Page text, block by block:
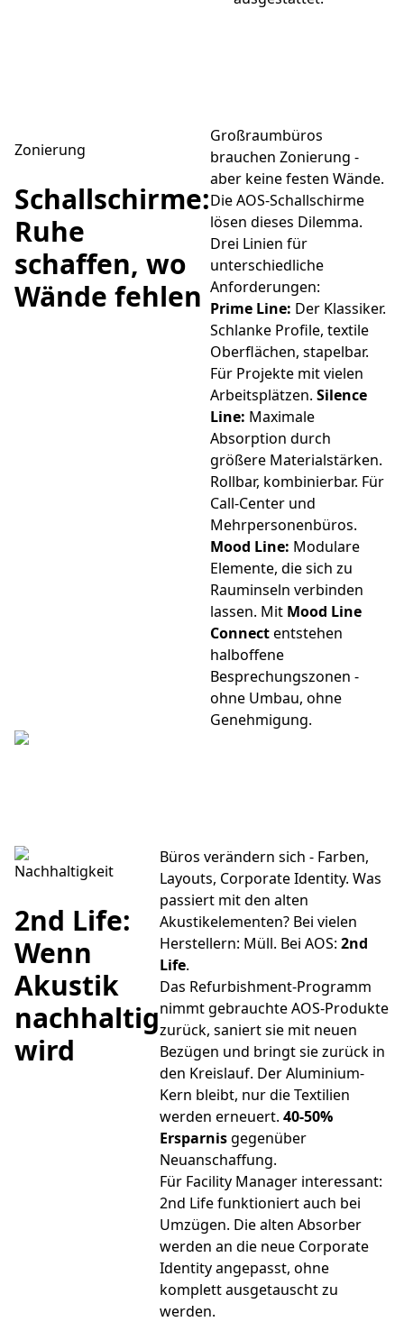
Zonierung
Schallschirme:
Ruhe
schaffen, wo
Wände fehlen
Großraumbüros
brauchen Zonierung -
aber keine festen Wände.
Die AOS-Schallschirme
lösen dieses Dilemma.
Drei Linien für
unterschiedliche
Anforderungen:
Prime Line: Der Klassiker.
Schlanke Profile, textile
Oberflächen, stapelbar.
Für Projekte mit vielen
Arbeitsplätzen. Silence
Line: Maximale
Absorption durch
größere Materialstärken.
Rollbar, kombinierbar. Für
Call-Center und
Mehrpersonenbüros.
Mood Line: Modulare
Elemente, die sich zu
Rauminseln verbinden
lassen. Mit Mood Line
Connectentstehen
halboffene
Besprechungszonen -
ohne Umbau, ohne
Genehmigung.
Nachhaltigkeit
2nd Life:
Wenn
Akustik
nachhaltig
wird
Büros verändern sich - Farben,
Layouts, Corporate Identity. Was
passiert mit den alten
Akustikelementen? Bei vielen
Herstellern: Müll. Bei AOS: 2nd
Life.
Das Refurbishment-Programm
nimmt gebrauchte AOS-Produkte
zurück, saniert sie mit neuen
Bezügen und bringt sie zurück in
den Kreislauf. Der Aluminium-
Kern bleibt, nur die Textilien
werden erneuert. 40-50%
Ersparnisgegenüber
Neuanschaffung.
Für Facility Manager interessant:
2nd Life funktioniert auch bei
Umzügen. Die alten Absorber
werden an die neue Corporate
Identity angepasst, ohne
komplett ausgetauscht zu
werden.